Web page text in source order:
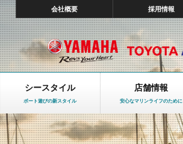
会社概要 採用情報
シースタイル
ボート遊びの新スタイル
店舗情報
安心なマリンライフのために